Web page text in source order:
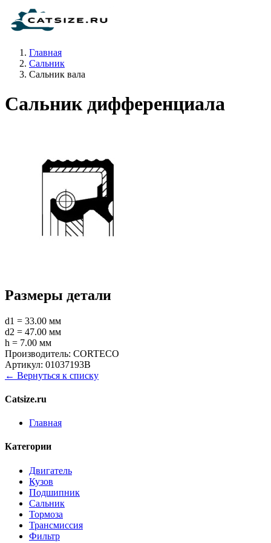
Главная
Сальник
Сальник вала
Сальник дифференциала
Размеры детали
d1 = 33.00 мм
d2 = 47.00 мм
h = 7.00 мм
Производитель: CORTECO
Артикул: 01037193B
← Вернуться к списку
Catsize.ru
Главная
Категории
Двигатель
Кузов
Подшипник
Сальник
Тормоза
Трансмиссия
Фильтр